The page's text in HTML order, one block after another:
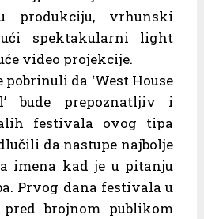
produkciju, vrhunski
spektakularni light
video projekcije.
da ‘West House
bude prepoznatljiv i
festivala ovog tipa
da nastupe najbolje
imena kad je u pitanju
Prvog dana festivala u
brojnom publikom